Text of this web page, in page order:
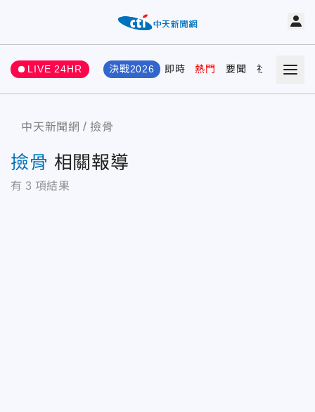
LIVE 24HR 決戰2026 即時 熱門 要聞 社會 娛樂
中天新聞網 撿骨
撿骨 相關報導
有 3 項結果